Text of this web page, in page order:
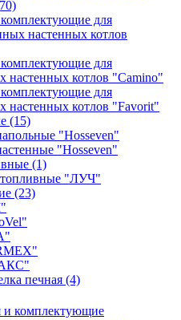
для
настенных котлов
для
настенных котлов "Camino"
для
настенных котлов "Favorit"
(15)
"Hosseven"
"Hosseven"
(1)
"ЛУЧ"
(23)
печная (4)
и комплектующие